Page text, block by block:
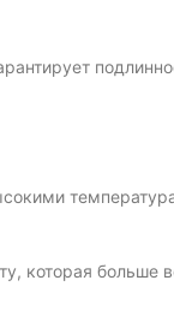
которая больше